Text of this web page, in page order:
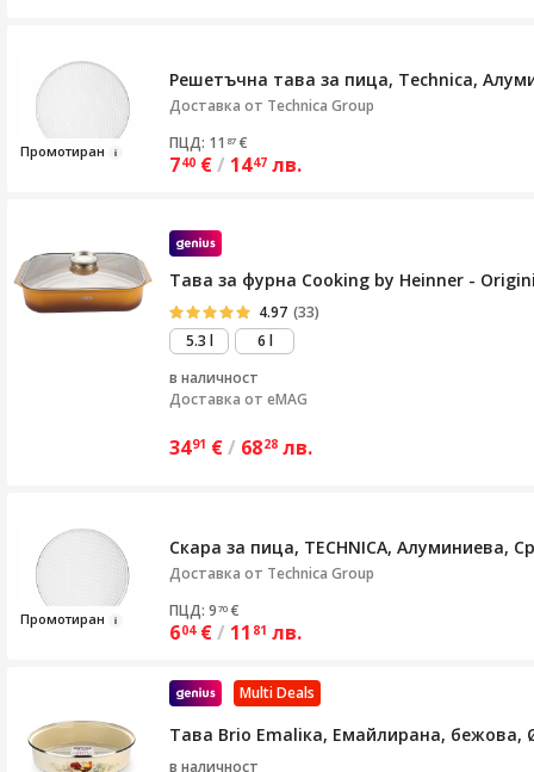
Промотиран
Решетъчна тава за пица, Technica,
Доставка от Technica Group
ПЦД: 11 87 €
740 €/ 1447 лв.
Тава за фурна Cooking by Heinner -
4.97 (33)
5.3 l
6 l
в наличност
Доставка от eMAG
3491 €/ 6828 лв.
Промотиран
Скара за пица, TECHNICA, Алуминиева,
Доставка от Technica Group
ПЦД: 9 70 €
604 €/ 11 81 лв.
Multi Deals
Тава Brio Emaliкa, Емайлирана, бежова,
в наличност